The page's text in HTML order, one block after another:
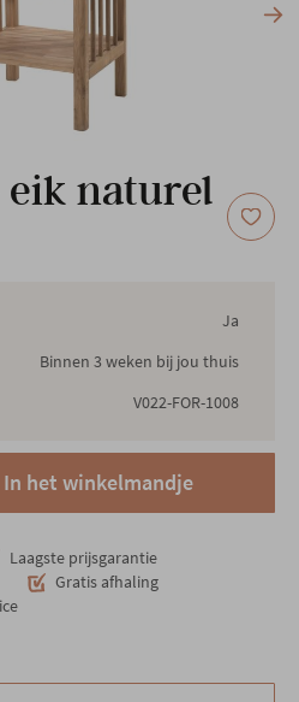
eik naturel
Ja
Binnen 3 weken bij jou thuis
V022-FOR-1008
In het winkelmandje
Laagste prijsgarantie
Gratis afhaling